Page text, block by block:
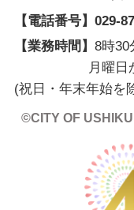
【電話番号】 029-
【業務時間】 8時30
月曜日
(祝日・年末年始を
©CITY OF